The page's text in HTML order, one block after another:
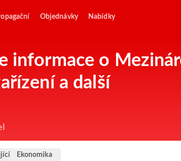
Objednávky Nabídky
informace o
a další
Ekonomika